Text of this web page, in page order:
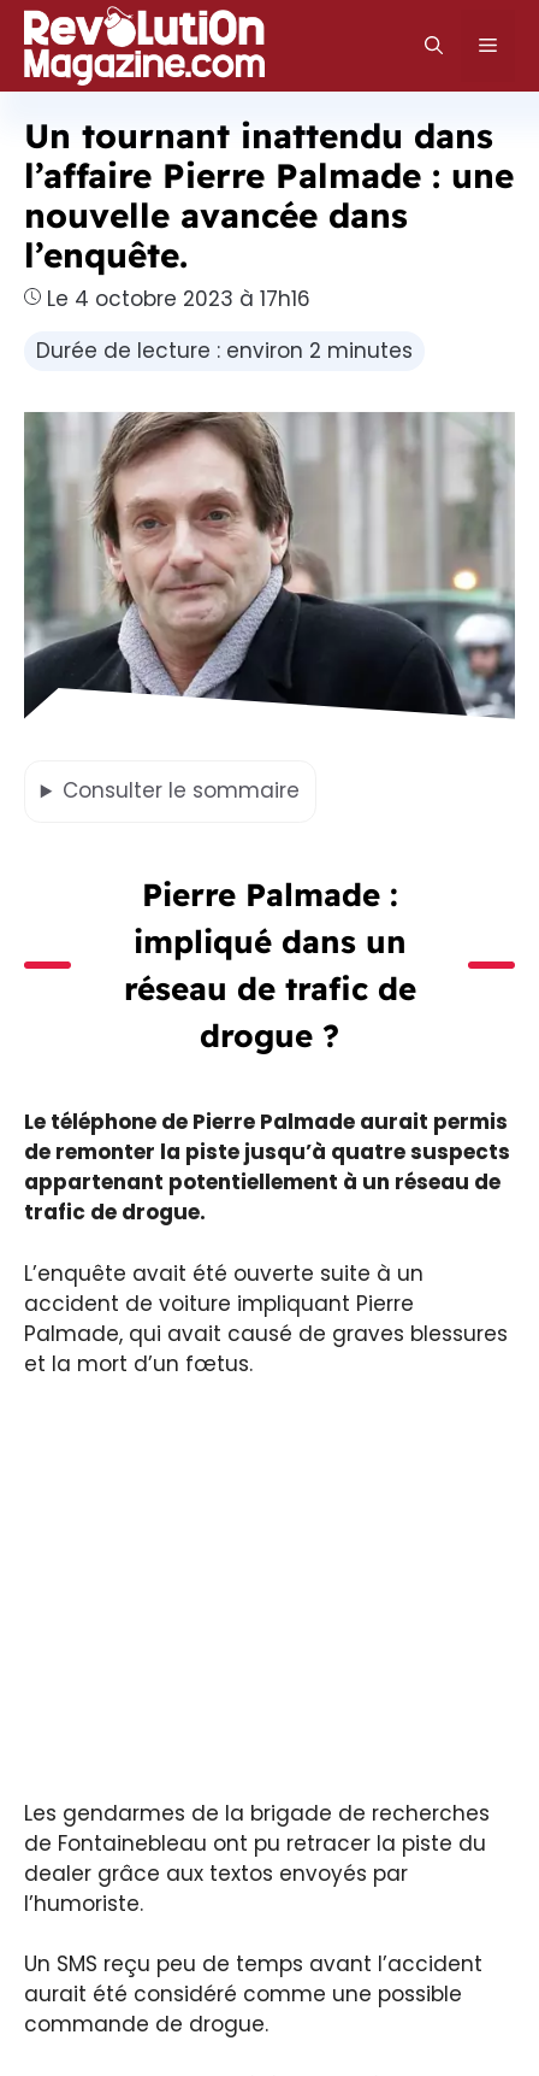
Aller
au
contenu
Un tournant inattendu dans
l’affaire Pierre Palmade : une
nouvelle avancée dans
l’enquête.
Le 4 octobre 2023 à 17h16
Durée de lecture : environ 2 minutes
Consulter le sommaire
Pierre Palmade :
impliqué dans un
réseau de trafic de
drogue ?
Le téléphone de Pierre Palmade aurait permis
de remonter la piste jusqu’à quatre suspects
appartenant potentiellement à un réseau de
trafic de drogue.
L’enquête avait été ouverte suite à un
accident de voiture impliquant Pierre
Palmade, qui avait causé de graves blessures
et la mort d’un fœtus.
Les gendarmes de la brigade de recherches
de Fontainebleau ont pu retracer la piste du
dealer grâce aux textos envoyés par
l’humoriste.
Un SMS reçu peu de temps avant l’accident
aurait été considéré comme une possible
commande de drogue.